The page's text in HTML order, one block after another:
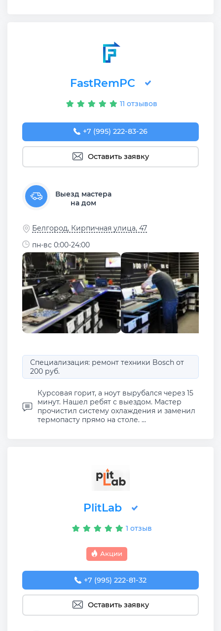
FastRemPC
11 отзывов
+7 (995) 222-83-26
Оставить заявку
Выезд мастера
на дом
Белгород, Кирпичная улица, 47
пн-вс 0:00-24:00
Специализация: ремонт техники Bosch от
200 руб.
Курсовая горит, а ноут вырубался через 15
минут. Нашел ребят с выездом. Мастер
прочистил систему охлаждения и заменил
термопасту прямо на столе. ...
PlitLab
1 отзыв
Акции
+7 (995) 222-81-32
Оставить заявку